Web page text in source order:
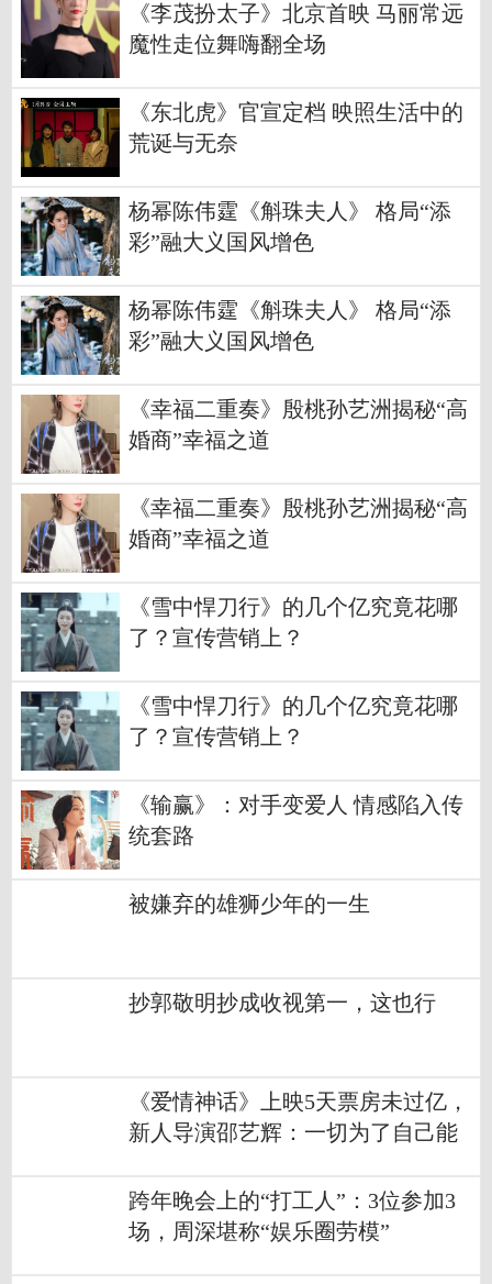
《李茂扮太子》北京首映 马丽常远
魔性走位舞嗨翻全场
《东北虎》官宣定档 映照生活中的
荒诞与无奈
杨幂陈伟霆《斛珠夫人》 格局“添
彩”融大义国风增色
杨幂陈伟霆《斛珠夫人》 格局“添
彩”融大义国风增色
《幸福二重奏》殷桃孙艺洲揭秘“高
婚商”幸福之道
《幸福二重奏》殷桃孙艺洲揭秘“高
婚商”幸福之道
《雪中悍刀行》的几个亿究竟花哪
了？宣传营销上？
《雪中悍刀行》的几个亿究竟花哪
了？宣传营销上？
《输赢》：对手变爱人 情感陷入传
统套路
被嫌弃的雄狮少年的一生
抄郭敬明抄成收视第一，这也行
《爱情神话》上映5天票房未过亿，
新人导演邵艺辉：一切为了自己能
跨年晚会上的“打工人”：3位参加3
场，周深堪称“娱乐圈劳模”